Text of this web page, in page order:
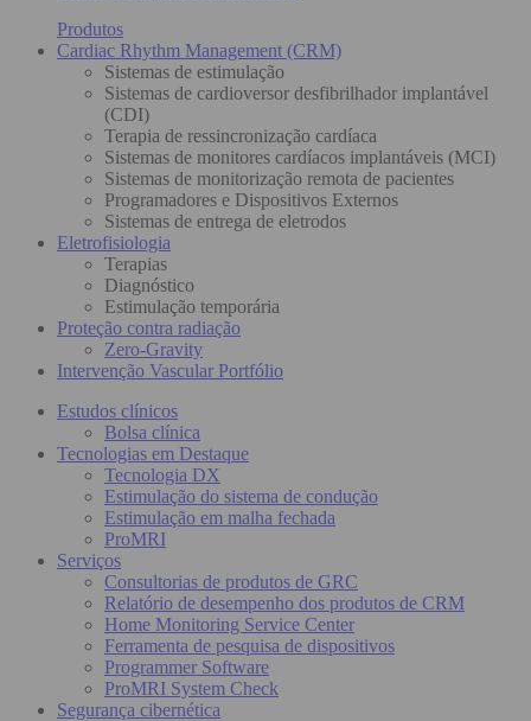
Produtos
Cardiac Rhythm Management (CRM)
Sistemas de estimulação
Sistemas de cardioversor desfibrilhador implantável
(CDI)
Terapia de ressincronização cardíaca
Sistemas de monitores cardíacos implantáveis (MCI)
Sistemas de monitorização remota de pacientes
Programadores e Dispositivos Externos
Sistemas de entrega de eletrodos
Eletrofisiologia
Terapias
Diagnóstico
Estimulação temporária
Proteção contra radiação
Zero-Gravity
Intervenção Vascular Portfólio
Estudos clínicos
Bolsa clínica
Tecnologias em Destaque
Tecnologia DX
Estimulação do sistema de condução
Estimulação em malha fechada
ProMRI
Serviços
Consultorias de produtos de GRC
Relatório de desempenho dos produtos de CRM
Home Monitoring Service Center
Ferramenta de pesquisa de dispositivos
Programmer Software
ProMRI System Check
Segurança cibernética